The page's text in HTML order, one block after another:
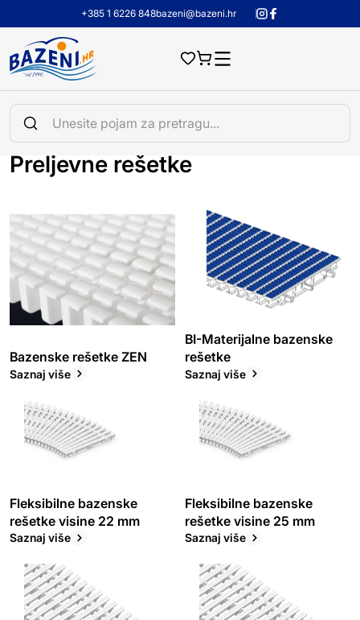
+385 1 6226 848bazeni@bazeni.hr
Preljevne rešetke
Bazenske rešetke ZEN
Saznaj više
BI-Materijalne bazenske
rešetke
Saznaj više
Fleksibilne bazenske
rešetke visine 22 mm
Saznaj više
Fleksibilne bazenske
rešetke visine 25 mm
Saznaj više